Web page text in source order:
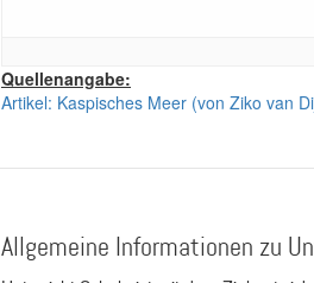
Quellenangabe:
Artikel: Kaspisches Meer (von Ziko van
Allgemeine Informationen zu